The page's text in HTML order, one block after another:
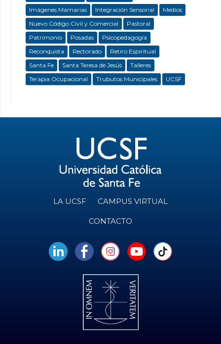
Imágenes Mamarias
Integración Sensorial
Medios
Nuevo Código Civil y Comercial
Pastoral
Patrimonio
Posadas
Psicopedagogía
Reconquista
Rectorado
Retiro Espiritual
Santa Fe
Santa Teresa de Jesús
Talleres
Terapia Ocupacional
Trubutos Municipales UCSF
LA UCSF CAMPUS VIRTUAL
CONTACTO